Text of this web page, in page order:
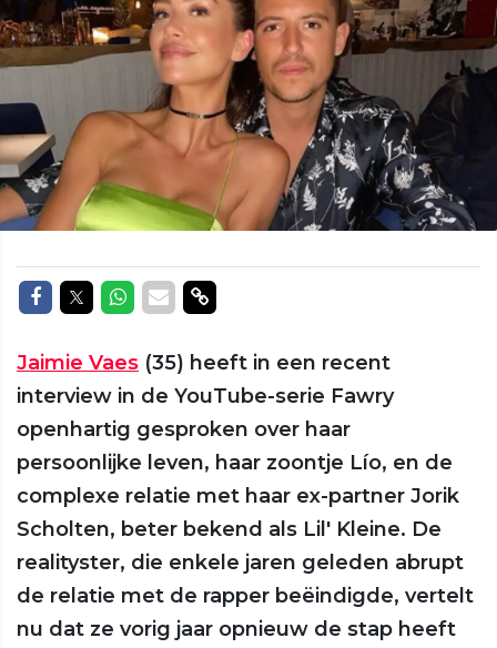
Delen op Facebook
Delen op Twitter
Delen op Whatsapp
Delen via Mail
Delen via link
Jaimie Vaes (35) heeft in een recent
interview in de YouTube-serie Fawry
openhartig gesproken over haar
persoonlijke leven, haar zoontje Lío, en de
complexe relatie met haar ex-partner Jorik
Scholten, beter bekend als Lil' Kleine. De
realityster, die enkele jaren geleden abrupt
de relatie met de rapper beëindigde, vertelt
nu dat ze vorig jaar opnieuw de stap heeft